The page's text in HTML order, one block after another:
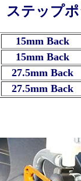
ステップ
15mm Back
15mm Back
27.5mm Back
27.5mm Back